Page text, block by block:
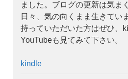
ました。ブログの更新は気ま
日々、気の向くまま生きてい
持っていただいた方はぜひ、
YouTubeも見てみて下さい。
kindle